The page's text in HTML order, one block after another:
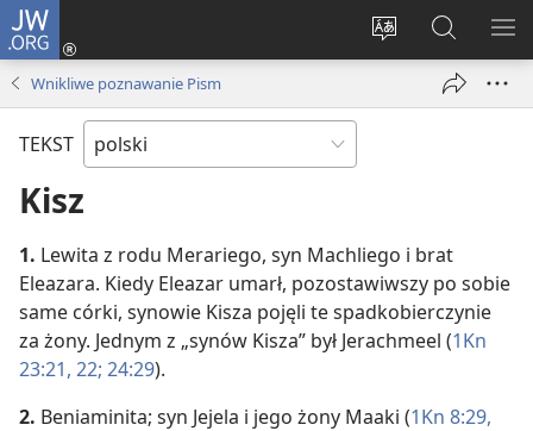
JW.ORG
Wybór
Logowanie
(opens
Szukaj
na
JW.ORG
Wnikliwe poznawanie Pism
TEKST
Kisz
1. Lewita z rodu Merariego, syn Machliego i brat
Eleazara. Kiedy Eleazar umarł, pozostawiwszy po sobie
same córki, synowie Kisza pojęli te spadkobierczynie
za żony. Jednym z „synów Kisza” był Jerachmeel (1Kn
23:21, 22; 24:29).
2. Beniaminita; syn Jejela i jego żony Maaki (1Kn 8:29,